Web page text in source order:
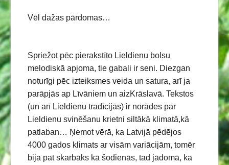
Vēl dažas pārdomas…
Spriežot pēc pierakstīto Lieldienu bolsu
melodiskā apjoma, tie gabali ir seni. Diezgan
noturīgi pēc izteiksmes veida un satura, arī ja
parāpjās ap Līvāniem un aizKrāslavā. Tekstos
(un arī Lieldienu tradīcijās) ir norādes par
Lieldienu svinēšanu krietni siltākā klimatā,kā
patlaban… Ņemot vērā, ka Latvijā pēdējos
4000 gados klimats ar visām variācijām, tomēr
bija pat skarbāks kā šodienās, tad jādomā, ka